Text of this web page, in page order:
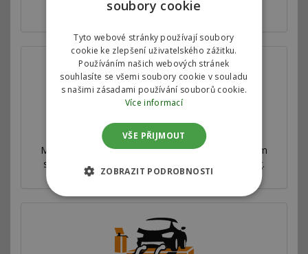
ve spolupráci s jednotlivými automobilkami.
Proč jsme nejlepší
Máme síť poboček ve více než 53 zemích po celém
světě. Nabízíme výhradní autorizovaný chiptuning.
soubory cookie
Tyto webové stránky používají soubory
cookie ke zlepšení uživatelského zážitku.
Používáním našich webových stránek
souhlasíte se všemi soubory cookie v souladu
s našimi zásadami používání souborů cookie.
Více informací
VŠE PŘIJMOUT
ZOBRAZIT PODROBNOSTI